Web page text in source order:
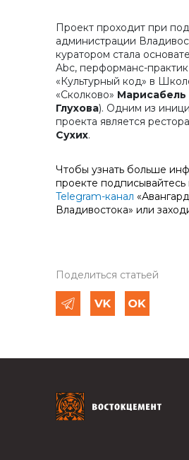
Проект проходит при
администрации
куратором стала
Abc, перформанс-
«Культурный код» в
«Сколково» Марисабель
Глухова). Одним из
проекта является
Сухих.
Чтобы узнать больше
проекте подписывайтесь
Telegram-канал
Владивостока» или
Поделиться статьей